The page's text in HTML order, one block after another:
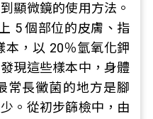
顯微鏡的使用方法。
5 個部位的皮膚、指
本，以 20％氫氧化鉀
現這些樣本中，身體
常長黴菌的地方是腳
。從初步篩檢中，由